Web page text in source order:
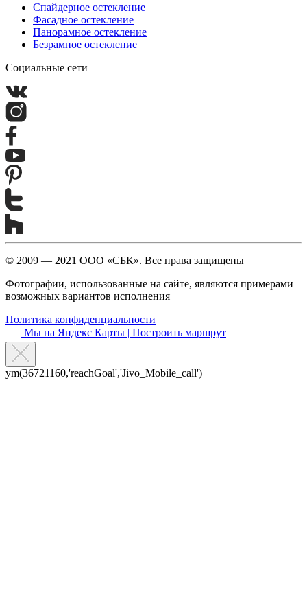
Спайдерное остекление
Фасадное остекление
Панорамное остекление
Безрамное остекление
Социальные сети
© 2009 — 2021 ООО «СБК». Все права защищены
Фотографии, использованные на сайте, являются примерами
возможных вариантов исполнения
Политика конфиденциальности
Мы на Яндекс Карты | Построить маршрут
ym(36721160,'reachGoal','Jivo_Mobile_call')